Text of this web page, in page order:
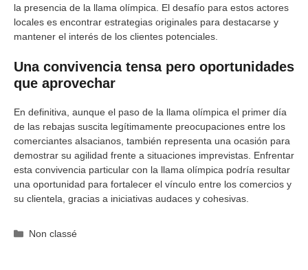
la presencia de la llama olímpica. El desafío para estos actores
locales es encontrar estrategias originales para destacarse y
mantener el interés de los clientes potenciales.
Una convivencia tensa pero oportunidades
que aprovechar
En definitiva, aunque el paso de la llama olímpica el primer día
de las rebajas suscita legítimamente preocupaciones entre los
comerciantes alsacianos, también representa una ocasión para
demostrar su agilidad frente a situaciones imprevistas. Enfrentar
esta convivencia particular con la llama olímpica podría resultar
una oportunidad para fortalecer el vínculo entre los comercios y
su clientela, gracias a iniciativas audaces y cohesivas.
Categorías
Non classé